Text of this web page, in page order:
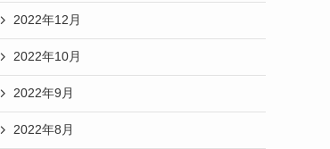
2022年12月
2022年10月
2022年9月
2022年8月